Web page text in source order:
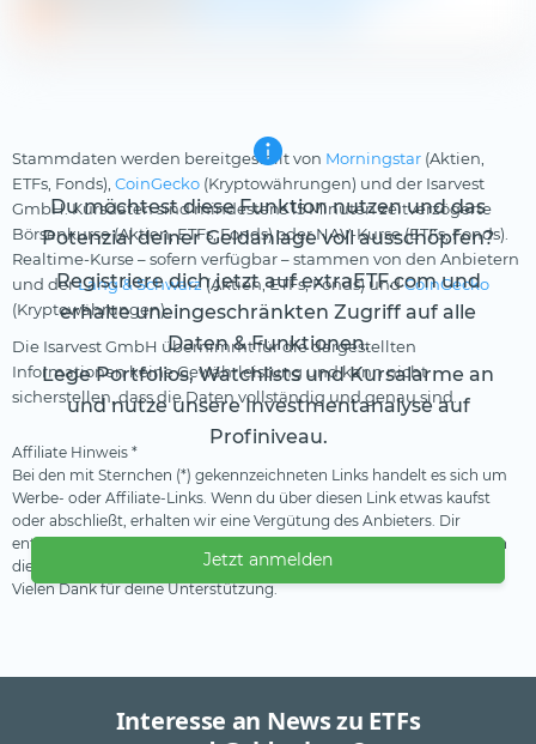
Du möchtest diese Funktion nutzen und das
Potenzial deiner Geldanlage voll ausschöpfen?
Registriere dich jetzt auf extraETF.com und
erhalte uneingeschränkten Zugriff auf alle
Daten & Funktionen.
Lege Portfolios, Watchlists und Kursalarme an
und nutze unsere Investmentanalyse auf
Profiniveau.
Jetzt anmelden
Stammdaten werden bereitgestellt von Morningstar (Aktien,
ETFs, Fonds), CoinGecko (Kryptowährungen) und der Isarvest
GmbH. Kursdaten sind mindestens 15 Minuten zeitverzögerte
Börsenkurse (Aktien, ETFs, Fonds) oder NAV-Kurse (ETFs, Fonds).
Realtime-Kurse – sofern verfügbar – stammen von den Anbietern
und derLang & Schwarz(Aktien, ETFs, Fonds) undCoinGecko
(Kryptowährungen).
Die Isarvest GmbH übernimmt für die dargestellten
Informationen keine Gewährleistung und kann nicht
sicherstellen, dass die Daten vollständig und genau sind.
Affiliate Hinweis *
Bei den mit Sternchen (*) gekennzeichneten Links handelt es sich um
Werbe- oder Affiliate-Links. Wenn du über diesen Link etwas kaufst
oder abschließt, erhalten wir eine Vergütung des Anbieters. Dir
entstehen dadurch keine Nachteile oder Mehrkosten. Wir verwenden
diese Einnahmen, um unser kostenfreies Angebot zu finanzieren.
Vielen Dank für deine Unterstützung.
Interesse an News zu ETFs